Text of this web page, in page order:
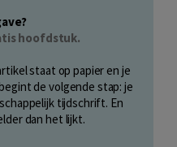
hoofdstuk.
staat op papier en je
de volgende stap: je
tijdschrift. En
dan het lijkt.